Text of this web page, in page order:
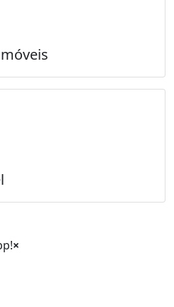
×